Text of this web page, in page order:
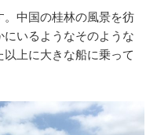
中国の桂林の風景を彷
いるようなそのような
上に大きな船に乗って